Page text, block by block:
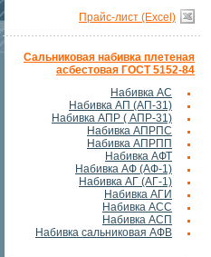
Прайс-лист (Excel)
Сальниковая набивка плетеная
асбестовая ГОСТ 5152-84
Набивка АС
Набивка АП (АП-31)
Набивка АПР ( АПР-31)
Набивка АПРПС
Набивка АПРПП
Набивка АФТ
Набивка АФ (АФ-1)
Набивка АГ (АГ-1)
Набивка АГИ
Набивка АСС
Набивка АСП
Набивка сальниковая АФВ